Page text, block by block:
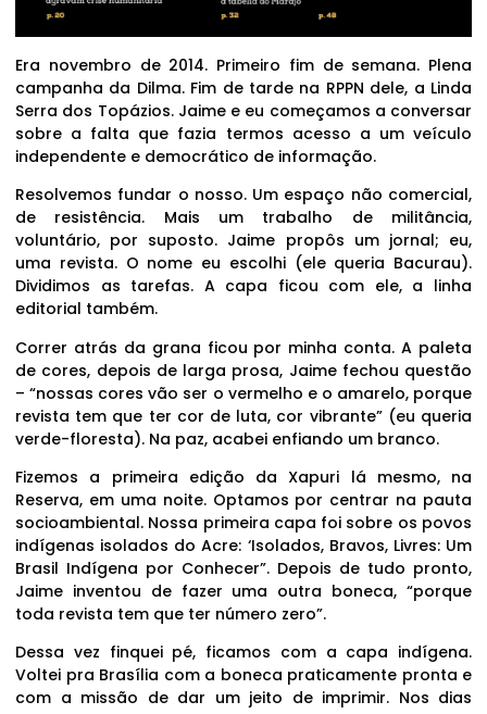
Era novembro de 2014. Primeiro fim de semana. Plena
campanha da Dilma. Fim de tarde na RPPN dele, a Linda
Serra dos Topázios. Jaime e eu começamos a conversar
sobre a falta que fazia termos acesso a um veículo
independente e democrático de informação.
Resolvemos fundar o nosso. Um espaço não comercial,
de resistência. Mais um trabalho de militância,
voluntário, por suposto. Jaime propôs um jornal; eu,
uma revista. O nome eu escolhi (ele queria Bacurau).
Dividimos as tarefas. A capa ficou com ele, a linha
editorial também.
Correr atrás da grana ficou por minha conta. A paleta
de cores, depois de larga prosa, Jaime fechou questão
– “nossas cores vão ser o vermelho e o amarelo, porque
revista tem que ter cor de luta, cor vibrante” (eu queria
verde-floresta). Na paz, acabei enfiando um branco.
Fizemos a primeira edição da Xapuri lá mesmo, na
Reserva, em uma noite. Optamos por centrar na pauta
socioambiental. Nossa primeira capa foi sobre os povos
indígenas isolados do Acre: ‘Isolados, Bravos, Livres: Um
Brasil Indígena por Conhecer”. Depois de tudo pronto,
Jaime inventou de fazer uma outra boneca, “porque
toda revista tem que ter número zero”.
Dessa vez finquei pé, ficamos com a capa indígena.
Voltei pra Brasília com a boneca praticamente pronta e
com a missão de dar um jeito de imprimir. Nos dias